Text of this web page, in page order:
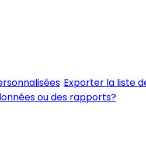
Exporter la liste
ou des rapports?